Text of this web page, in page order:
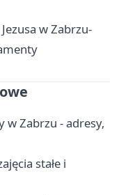
w Zabrzu-
Zabrzu - adresy,
stałe i